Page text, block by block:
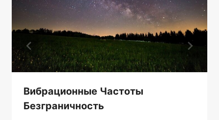
Вибрационные Частоты
Безграничность